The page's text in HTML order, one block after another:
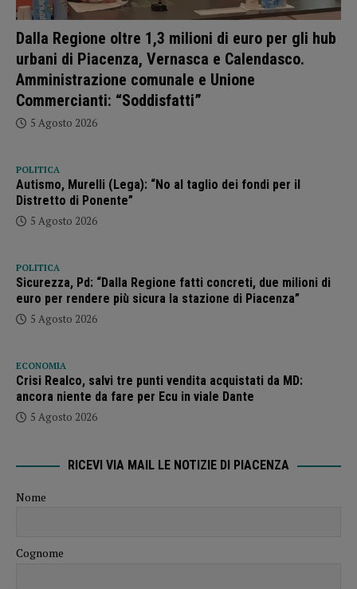
Dalla Regione oltre 1,3 milioni di euro per gli hub
urbani di Piacenza, Vernasca e Calendasco.
Amministrazione comunale e Unione
Commercianti: “Soddisfatti”
5 Agosto 2026
POLITICA
Autismo, Murelli (Lega): “No al taglio dei fondi per il
Distretto di Ponente”
5 Agosto 2026
POLITICA
Sicurezza, Pd: “Dalla Regione fatti concreti, due milioni di
euro per rendere più sicura la stazione di Piacenza”
5 Agosto 2026
ECONOMIA
Crisi Realco, salvi tre punti vendita acquistati da MD:
ancora niente da fare per Ecu in viale Dante
5 Agosto 2026
RICEVI VIA MAIL LE NOTIZIE DI PIACENZA
Nome
Cognome